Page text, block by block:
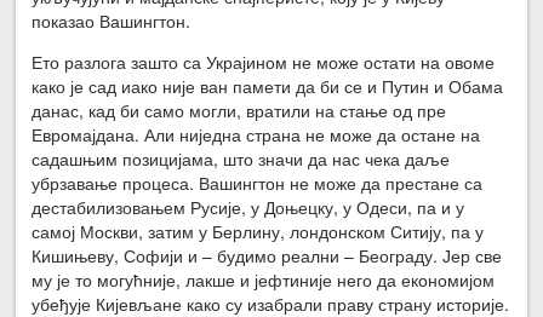
показао Вашингтон.
Ето разлога зашто са Украјином не може остати на овоме
како је сад иако није ван памети да би се и Путин и Обама
данас, кад би само могли, вратили на стање од пре
Евромајдана. Али ниједна страна не може да остане на
садашњим позицијама, што значи да нас чека даље
убрзавање процеса. Вашингтон не може да престане са
дестабилизовањем Русије, у Доњецку, у Одеси, па и у
самој Москви, затим у Берлину, лондонском Ситију, па у
Кишињеву, Софији и – будимо реални – Београду. Јер све
му је то могућније, лакше и јефтиније него да економијом
убеђује Кијевљане како су изабрали праву страну историје.